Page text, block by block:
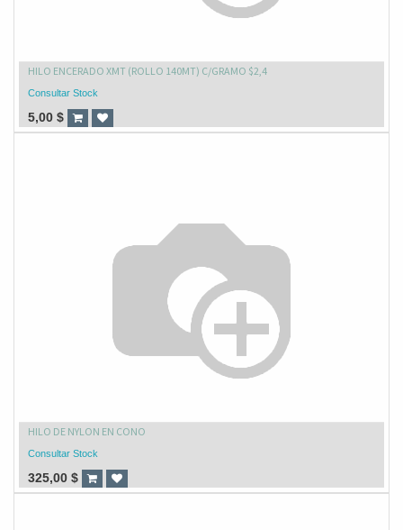
HILO ENCERADO XMT (ROLLO 140MT) C/GRAMO $2,4
Consultar Stock
5,00 $
HILO DE NYLON EN CONO
Consultar Stock
325,00 $